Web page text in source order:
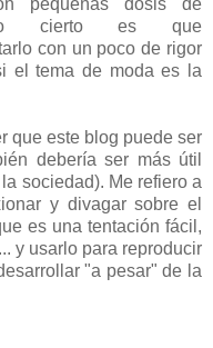
Lo cierto es que
con un poco de rigor
el tema de moda es la
que este blog puede ser
debería ser más útil
sociedad). Me refiero a
y divagar sobre el
es una tentación fácil,
y usarlo para reproducir
"a pesar" de la